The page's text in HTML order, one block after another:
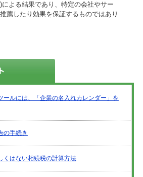
よる結果であり、特定の会社やサー
薦したり効果を保証するものではあり
ールには、「企業の名入れカレンダー」を
の手続き
くはない相続税の計算方法